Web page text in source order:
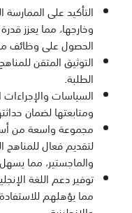
التأكيد على
وخارجها، مما يعزز
الحصول على وظائف
التوثيق المتقن
الطلبة.
السياسات والإجراءات
ومتابعتها لضمان
مجموعة واسعة من
لتقديم فعال للمناهج
والماجستير، مما
توفير دعم اللغة
مما يؤهلهم